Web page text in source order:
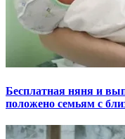
Бесплатная няня и
положено семьям с